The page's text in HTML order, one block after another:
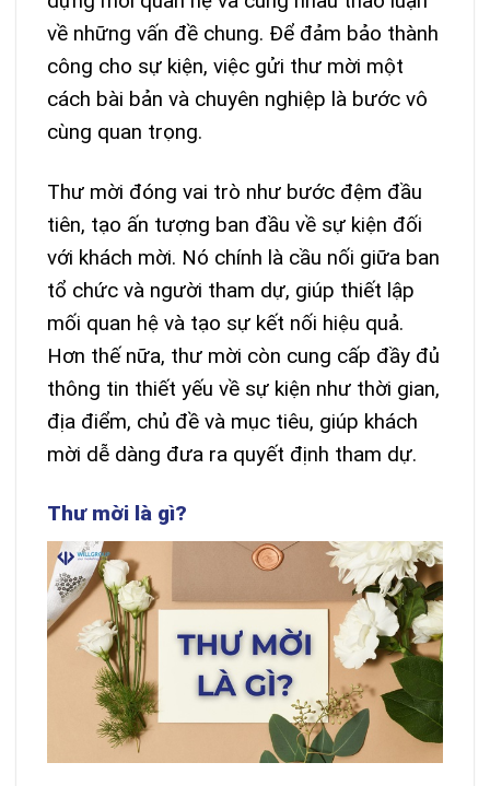
về những vấn đề chung. Để đảm bảo thành
công cho sự kiện, việc gửi thư mời một
cách bài bản và chuyên nghiệp là bước vô
cùng quan trọng.
Thư mời đóng vai trò như bước đệm đầu
tiên, tạo ấn tượng ban đầu về sự kiện đối
với khách mời. Nó chính là cầu nối giữa ban
tổ chức và người tham dự, giúp thiết lập
mối quan hệ và tạo sự kết nối hiệu quả.
Hơn thế nữa, thư mời còn cung cấp đầy đủ
thông tin thiết yếu về sự kiện như thời gian,
địa điểm, chủ đề và mục tiêu, giúp khách
mời dễ dàng đưa ra quyết định tham dự.
Thư mời là gì?